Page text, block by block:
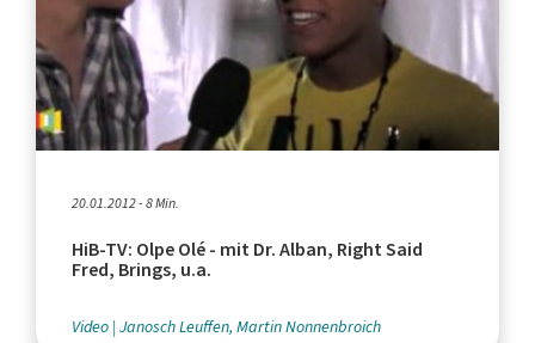
20.01.2012 - 8 Min.
HiB-TV: Olpe Olé - mit Dr. Alban, Right Said
Fred, Brings, u.a.
Video Janosch Leuffen, Martin Nonnenbroich